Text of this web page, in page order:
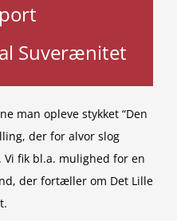
Suverænitet
man opleve stykket “Den
der for alvor slog
fik bl.a. mulighed for en
der fortæller om Det Lille